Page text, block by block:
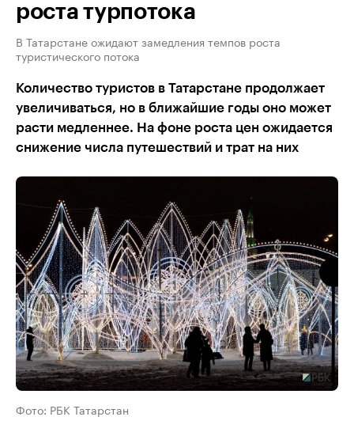
роста турпотока
В Татарстане ожидают замедления темпов роста
туристического потока
Количество туристов в Татарстане продолжает
увеличиваться, но в ближайшие годы оно может
расти медленнее. На фоне роста цен ожидается
снижение числа путешествий и трат на них
Фото: РБК Татарстан